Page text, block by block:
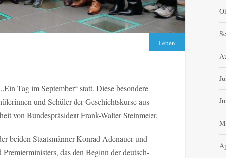
Leben
Tag im September“ statt. Diese besondere
und Schüler der Geschichtskurse aus
von Bundespräsident Frank-Walter Steinmeier.
beiden Staatsmänner Konrad Adenauer und
das den Beginn der deutsch-